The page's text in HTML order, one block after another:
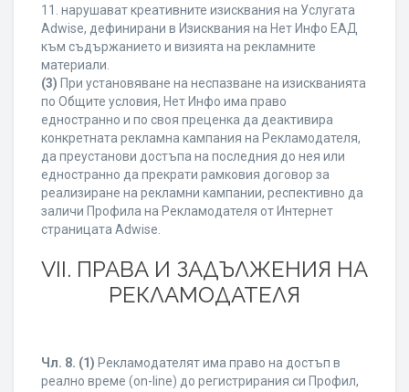
11. нарушават креативните изисквания на Услугата
Adwise, дефинирани в Изисквания на Нет Инфо ЕАД
към съдържанието и визията на рекламните
материали.
(3) При установяване на неспазване на изискванията
по Общите условия, Нет Инфо има право
едностранно и по своя преценка да деактивира
конкретната рекламна кампания на Рекламодателя,
да преустанови достъпа на последния до нея или
едностранно да прекрати рамковия договор за
реализиране на рекламни кампании, респективно да
заличи Профила на Рекламодателя от Интернет
страницата Adwise.
VII. ПРАВА И ЗАДЪЛЖЕНИЯ НА
РЕКЛАМОДАТЕЛЯ
Чл. 8. (1) Рекламодателят има право на достъп в
реално време (on-line) до регистрирания си Профил,